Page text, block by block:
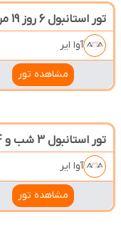
تور استانبول 6 روز 19 مرداد
آوا ایر
مشاهده تور
تور استانبول 3 شب و 4 روز 20 مرداد
آوا ایر
مشاهده تور